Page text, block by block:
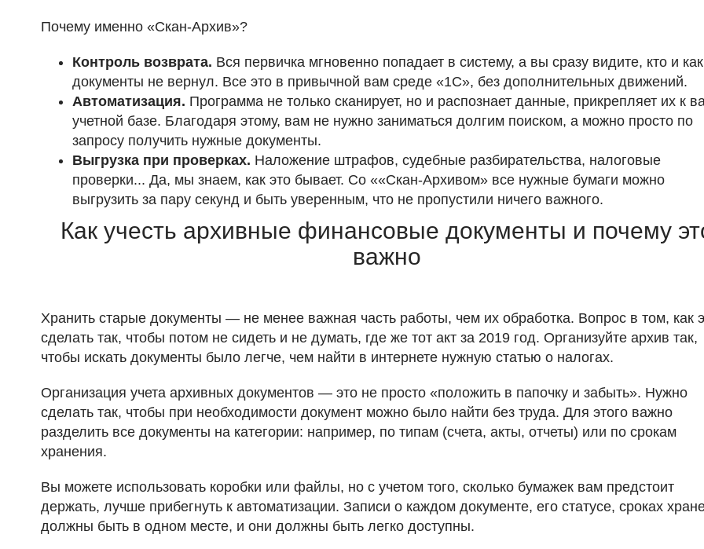
Почему именно «Скан-Архив»?
Контроль возврата. Вся первичка мгновенно попадает в систему, а вы сразу видите, кто и
документы не вернул. Все это в привычной вам среде «1С», без дополнительных движений.
Автоматизация. Программа не только сканирует, но и распознает данные, прикрепляет их к
учетной базе. Благодаря этому, вам не нужно заниматься долгим поиском, а можно просто по
запросу получить нужные документы.
Выгрузка при проверках. Наложение штрафов, судебные разбирательства, налоговые
проверки... Да, мы знаем, как это бывает. Со ««Скан-Архивом» все нужные бумаги можно
выгрузить за пару секунд и быть уверенным, что не пропустили ничего важного.
Как учесть архивные финансовые документы и почему
важно
Хранить старые документы — не менее важная часть работы, чем их обработка. Вопрос в том, как
сделать так, чтобы потом не сидеть и не думать, где же тот акт за 2019 год. Организуйте архив так,
чтобы искать документы было легче, чем найти в интернете нужную статью о налогах.
Организация учета архивных документов — это не просто «положить в папочку и забыть». Нужно
сделать так, чтобы при необходимости документ можно было найти без труда. Для этого важно
разделить все документы на категории: например, по типам (счета, акты, отчеты) или по срокам
хранения.
Вы можете использовать коробки или файлы, но с учетом того, сколько бумажек вам предстоит
держать, лучше прибегнуть к автоматизации. Записи о каждом документе, его статусе, сроках
должны быть в одном месте, и они должны быть легко доступны.